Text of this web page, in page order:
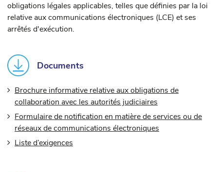
obligations légales applicables, telles que définies par la loi
relative aux communications électroniques (LCE) et ses
arrêtés d'exécution.
Documents
Brochure informative relative aux obligations de
collaboration avec les autorités judiciaires
Formulaire de notification en matière de services ou de
réseaux de communications électroniques
Liste d’exigences